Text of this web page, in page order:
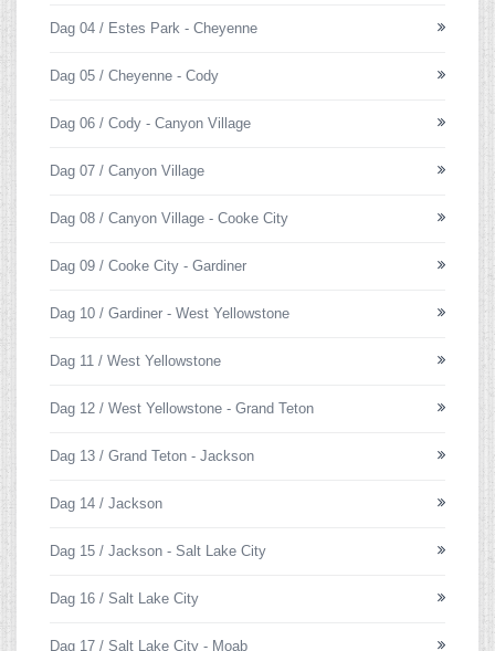
Dag 04 / Estes Park - Cheyenne
Dag 05 / Cheyenne - Cody
Dag 06 / Cody - Canyon Village
Dag 07 / Canyon Village
Dag 08 / Canyon Village - Cooke City
Dag 09 / Cooke City - Gardiner
Dag 10 / Gardiner - West Yellowstone
Dag 11 / West Yellowstone
Dag 12 / West Yellowstone - Grand Teton
Dag 13 / Grand Teton - Jackson
Dag 14 / Jackson
Dag 15 / Jackson - Salt Lake City
Dag 16 / Salt Lake City
Dag 17 / Salt Lake City - Moab